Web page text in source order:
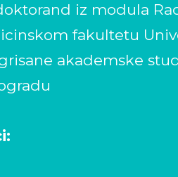
iz modula
fakultetu
akademske